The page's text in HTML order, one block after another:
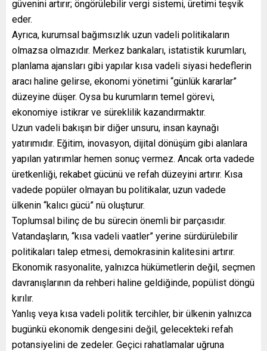
güvenini artırır; öngörülebilir vergi sistemi, üretimi teşvik
eder.
Ayrıca, kurumsal bağımsızlık uzun vadeli politikaların
olmazsa olmazıdır. Merkez bankaları, istatistik kurumları,
planlama ajansları gibi yapılar kısa vadeli siyasi hedeflerin
aracı haline gelirse, ekonomi yönetimi “günlük kararlar”
düzeyine düşer. Oysa bu kurumların temel görevi,
ekonomiye istikrar ve süreklilik kazandırmaktır.
Uzun vadeli bakışın bir diğer unsuru, insan kaynağı
yatırımıdır. Eğitim, inovasyon, dijital dönüşüm gibi alanlara
yapılan yatırımlar hemen sonuç vermez. Ancak orta vadede
üretkenliği, rekabet gücünü ve refah düzeyini artırır. Kısa
vadede popüler olmayan bu politikalar, uzun vadede
ülkenin “kalıcı gücü” nü oluşturur.
Toplumsal bilinç de bu sürecin önemli bir parçasıdır.
Vatandaşların, “kısa vadeli vaatler” yerine sürdürülebilir
politikaları talep etmesi, demokrasinin kalitesini artırır.
Ekonomik rasyonalite, yalnızca hükümetlerin değil, seçmen
davranışlarının da rehberi haline geldiğinde, popülist döngü
kırılır.
Yanlış veya kısa vadeli politik tercihler, bir ülkenin yalnızca
bugünkü ekonomik dengesini değil, gelecekteki refah
potansiyelini de zedeler. Geçici rahatlamalar uğruna